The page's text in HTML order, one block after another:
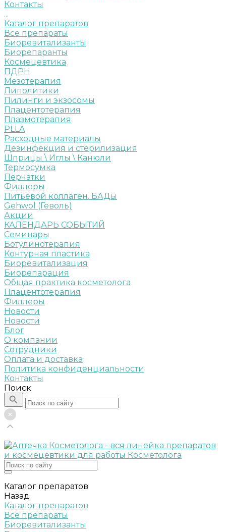
Контакты
...
Каталог препаратов
Все препараты
Биоревитализанты
Биорепаранты
Космецевтика
ПДРН
Мезотерапия
Липолитики
Пилинги и экзосомы
Плацентотерапия
Плазмотерапия
PLLA
Расходные материалы
Дезинфекция и стерилизация
Шприцы \ Иглы \ Канюли
Термосумка
Перчатки
Филлеры
Питьевой коллаген. БАДы
Gehwol (Геволь)
Акции
КАЛЕНДАРЬ СОБЫТИЙ
Семинары
Ботулинотерапия
Контурная пластика
Биоревитализация
Биорепарация
Общая практика косметолога
Плацентотерапия
Филлеры
Новости
Новости
Блог
О компании
Сотрудники
Оплата и доставка
Политика конфиденциальности
Контакты
Поиск
Каталог препаратов
Назад
Каталог препаратов
Все препараты
Биоревитализанты